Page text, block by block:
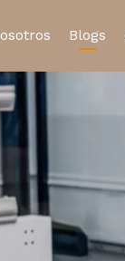
y Honor
Blogs